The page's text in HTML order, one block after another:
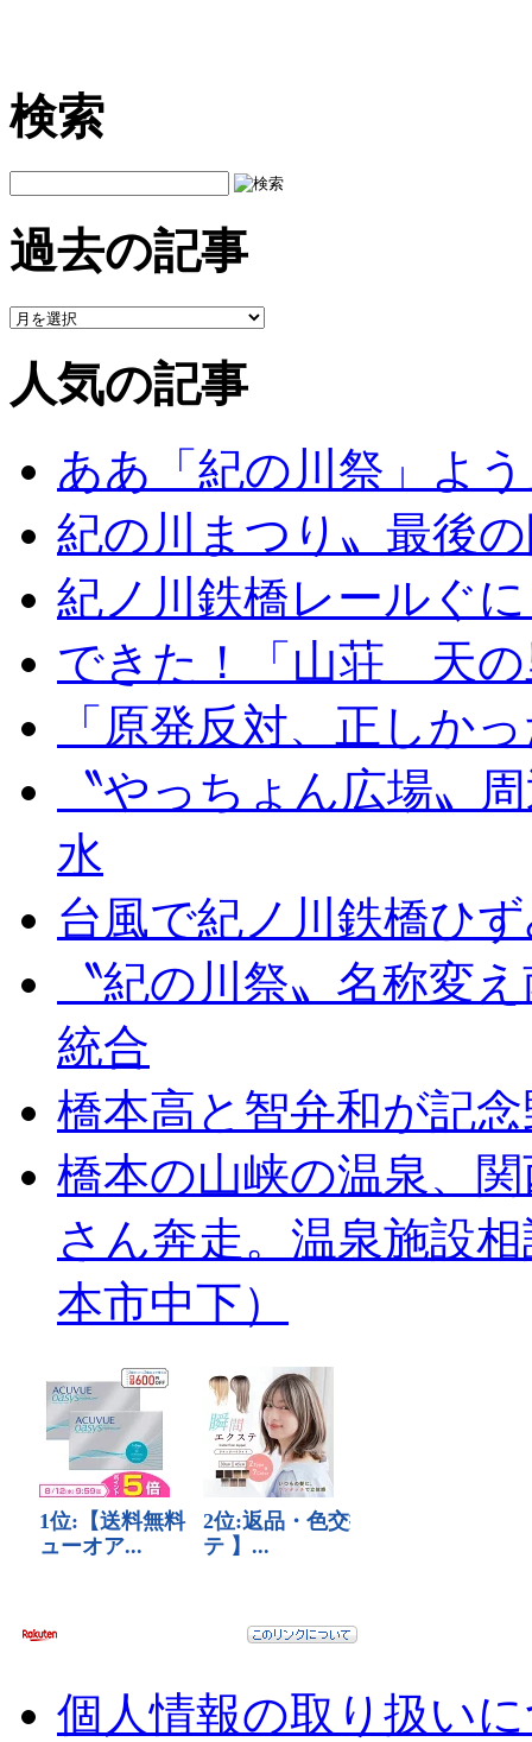
検索
過去の記事
人気の記事
ああ「紀の川祭」よ
紀の川まつり〟最後
紀ノ川鉄橋レールぐ
できた！「山荘 天の
「原発反対、正しか
〝やっちょん広場〟
水
台風で紀ノ川鉄橋ひ
〝紀の川祭〟名称変
統合
橋本高と智弁和が記
橋本の山峡の温泉、
さん奔走。温泉施設
本市中下）
個人情報の取り扱い